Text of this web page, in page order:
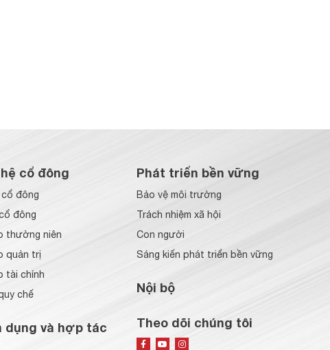
cổ đông
đông
đông
thường niên
quản trị
tài chính
chế
dụng và hợp tác
Phát triển bền vững
Bảo vệ môi trường
Trách nhiệm xã hội
Con người
Sáng kiến phát triển bền vững
Nội bộ
Theo dõi chúng tôi